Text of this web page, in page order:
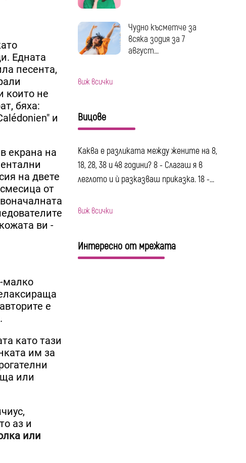
Едната
песента,
които не
бяха:
и
екрана на
на двете
от
ви -
малко
е
като тази
им за
или
аз и
или
Чудно късметче за
всяка зодия за 7
август...
виж всички
Вицове
Каква е разликата между жените на 8,
18, 28, 38 и 48 години? 8 - Слагаш я в
леглото и ѝ разказваш приказка. 18 -...
виж всички
Интересно от мрежата